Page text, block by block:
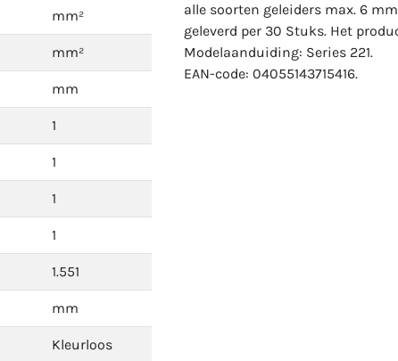
mm²
mm²
mm
1
1
1
1
1.551
mm
Kleurloos
alle soorten geleiders max. 6
geleverd per 30 Stuks. Het
Modelaanduiding: Series 221.
EAN-code: 04055143715416.